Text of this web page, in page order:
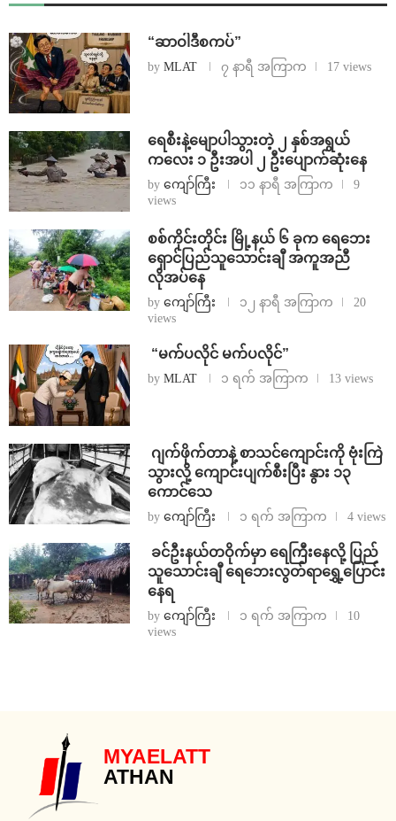
“ဆာဝါဒီစကပ်”
by MLAT ၇ နာရီ အကြာက 17 views
ရေစီးနဲ့မျောပါသွားတဲ့ ၂ နှစ်အရွယ်
ကလေး ၁ ဦးအပါ ၂ ဦးပျောက်ဆုံးနေ
by ကျော်ကြီး ၁၁ နာရီ အကြာက
9
views
စစ်ကိုင်းတိုင်း မြို့နယ် ၆ ခုက ရေဘေး
ရှောင်ပြည်သူသောင်းချီ အကူအညီ
လိုအပ်နေ
by ကျော်ကြီး ၁၂ နာရီ အကြာက
20
views
⁨ ⁨“မက်ပလိုင် မက်ပလိုင်”
by MLAT ၁ ရက် အကြာက 13 views
⁨⁩ ⁨ဂျက်ဖိုက်တာနဲ့ စာသင်ကျောင်းကို ဗုံးကြဲ
သွားလို့ ကျောင်းပျက်စီးပြီး နွား ၁၃
ကောင်သေ
by ကျော်ကြီး ၁ ရက် အကြာက 4 views
⁩ ⁨ခင်ဦးနယ်တဝိုက်မှာ ရေကြီးနေလို့ ပြည်
သူသောင်းချီ ရေဘေးလွတ်ရာရွှေ့ပြောင်း
နေရ
by ကျော်ကြီး ၁ ရက် အကြာက
10
views
MYAELATT
ATHAN